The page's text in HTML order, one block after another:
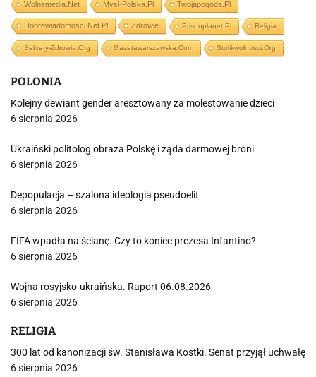
Wolnemedia.net Mysl-Polska.pl Twojapogoda.pl
Dobrewiadomosci.net.pl Zdrowie Prisonplanet.pl Religia
Sekrety-Zdrowia.org Gazetawarszawska.com Stolikwolnosci.org
POLONIA
Kolejny dewiant gender aresztowany za molestowanie dzieci
6 sierpnia 2026
Ukraiński politolog obraża Polskę i żąda darmowej broni
6 sierpnia 2026
Depopulacja – szalona ideologia pseudoelit
6 sierpnia 2026
FIFA wpadła na ścianę. Czy to koniec prezesa Infantino?
6 sierpnia 2026
Wojna rosyjsko-ukraińska. Raport 06.08.2026
6 sierpnia 2026
RELIGIA
300 lat od kanonizacji św. Stanisława Kostki. Senat przyjął uchwałę
6 sierpnia 2026